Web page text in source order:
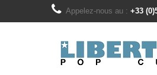
Appelez-nous au : +33